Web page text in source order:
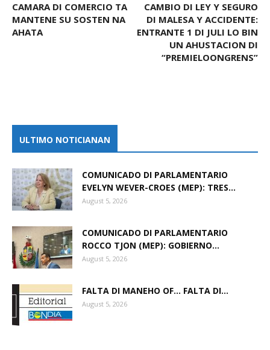
CAMARA DI COMERCIO TA
MANTENE SU SOSTEN NA
AHATA
CAMBIO DI LEY Y SEGURO
DI MALESA Y ACCIDENTE:
ENTRANTE 1 DI JULI LO BIN
UN AHUSTACION DI
“PREMIELOONGRENS”
ULTIMO NOTICIANAN
COMUNICADO DI PARLAMENTARIO
EVELYN WEVER-CROES (MEP): TRES...
August 5, 2026
COMUNICADO DI PARLAMENTARIO
ROCCO TJON (MEP): GOBIERNO...
August 5, 2026
FALTA DI MANEHO OF… FALTA DI...
August 5, 2026